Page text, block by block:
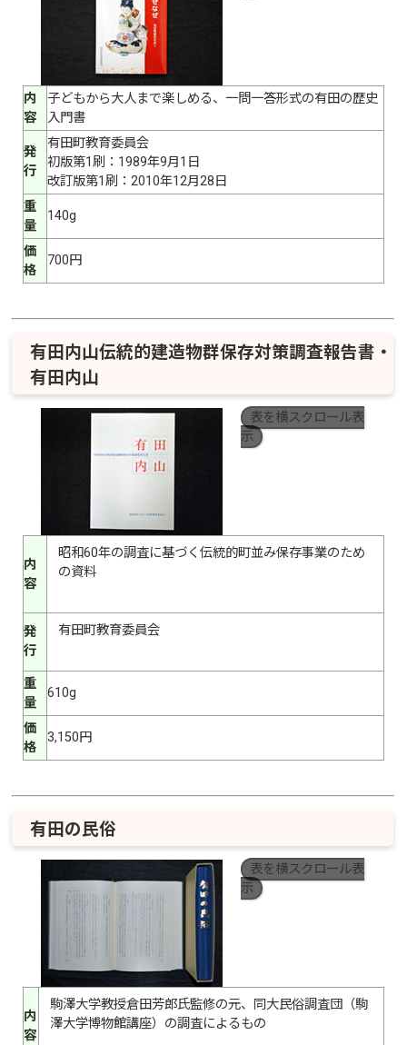
内
容
子どもから大人まで楽しめる、一問一答形式の有田の歴史
入門書
発
行
有田町教育委員会
初版第1刷：1989年9月1日
改訂版第1刷：2010年12月28日
重
量
140g
価
格
700円
有田内山伝統的建造物群保存対策調査報告書・
有田内山
表を横スクロール表
示
内
容
昭和60年の調査に基づく伝統的町並み保存事業のため
の資料
発
行
有田町教育委員会
重
量
610g
価
格
3,150円
有田の民俗
表を横スクロール表
示
内
容
駒澤大学教授倉田芳郎氏監修の元、同大民俗調査団（駒
澤大学博物館講座）の調査によるもの